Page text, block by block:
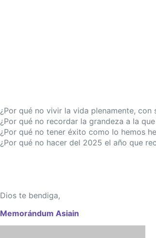
¿Por qué no vivir la vida plenamente,
¿Por qué no recordar la grandeza a la
¿Por qué no tener éxito como lo hemos
¿Por qué no hacer del 2025 el año que
Dios te bendiga,
Memorándum Asiain